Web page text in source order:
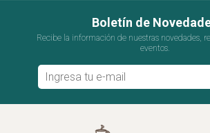
Boletín de
Recibe la información de nuestras novedades,
eventos.